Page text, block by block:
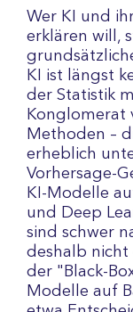
Wer KI und
erklären will,
KI ist längst
der Statistik
Konglomerat
Methoden –
erheblich
Vorhersage-
KI-Modelle
und Deep
sind schwer
deshalb nicht
der "Black-
Modelle auf